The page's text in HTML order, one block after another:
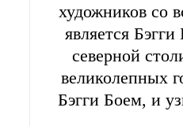
художников со
является
северной
великолепных
Бэгги Боем, и